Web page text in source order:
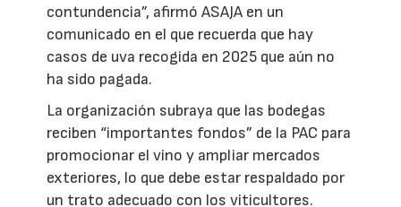
contundencia”, afirmó ASAJA en un
comunicado en el que recuerda que hay
casos de uva recogida en 2025 que aún no
ha sido pagada.
La organización subraya que las bodegas
reciben “importantes fondos” de la PAC para
promocionar el vino y ampliar mercados
exteriores, lo que debe estar respaldado por
un trato adecuado con los viticultores.